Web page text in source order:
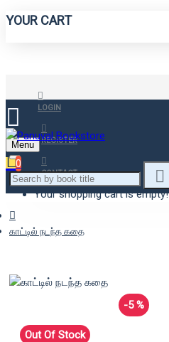
YOUR CART
LOGIN
REGISTER
CONTACT
Menu
0
Your shopping cart is empty!
காட்டில் நடந்த கதை
-5 %
Out Of Stock